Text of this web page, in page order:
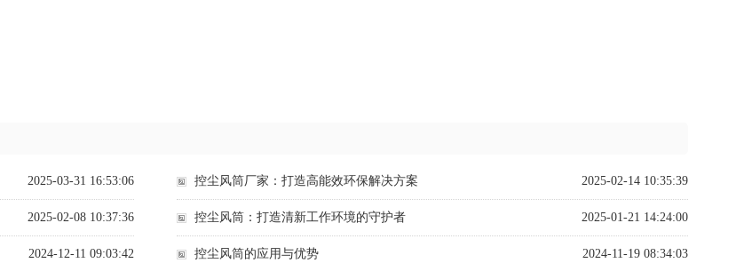
2025-03-31 16:53:06 2025-02-14 10:35:39
控尘风筒厂家：打造高能效环保解决方案
2025-02-08 10:37:36 2025-01-21 14:24:00
控尘风筒：打造清新工作环境的守护者
2024-12-11 09:03:42 2024-11-19 08:34:03
控尘风筒的应用与优势